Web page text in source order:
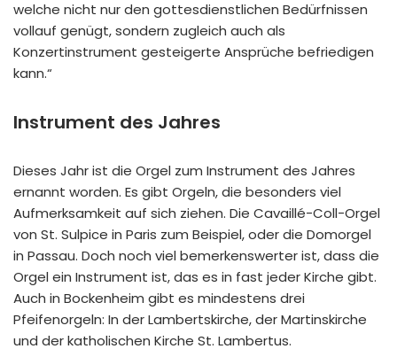
welche nicht nur den gottesdienstlichen Bedürfnissen
vollauf genügt, sondern zugleich auch als
Konzertinstrument gesteigerte Ansprüche befriedigen
kann.“
Instrument des Jahres
Dieses Jahr ist die Orgel zum Instrument des Jahres
ernannt worden. Es gibt Orgeln, die besonders viel
Aufmerksamkeit auf sich ziehen. Die Cavaillé-Coll-Orgel
von St. Sulpice in Paris zum Beispiel, oder die Domorgel
in Passau. Doch noch viel bemerkenswerter ist, dass die
Orgel ein Instrument ist, das es in fast jeder Kirche gibt.
Auch in Bockenheim gibt es mindestens drei
Pfeifenorgeln: In der Lambertskirche, der Martinskirche
und der katholischen Kirche St. Lambertus.